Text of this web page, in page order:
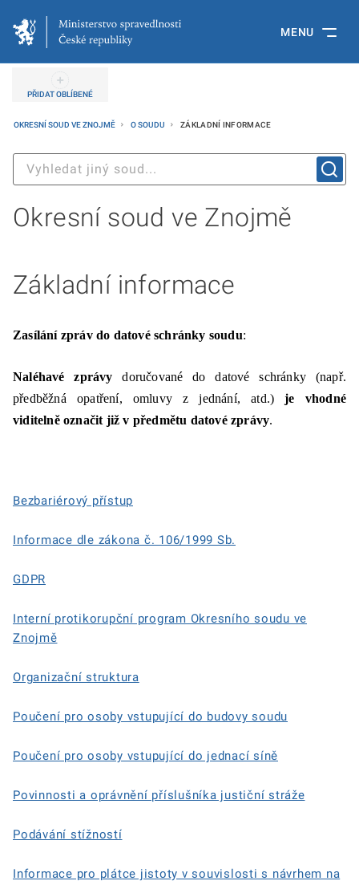
MENU
PŘIDAT OBLÍBENÉ
OKRESNÍ SOUD VE ZNOJMĚ O SOUDU ZÁKLADNÍ INFORMACE
Okresní soud ve Znojmě
Základní informace
Zasílání zpráv do datové schránky soudu:
Naléhavé zprávy doručované do datové schránky (např.
předběžná opatření, omluvy z jednání, atd.)je vhodné
viditelně označit již v předmětu datové zprávy.
Bezbariérový přístup
Informace dle zákona č. 106/1999 Sb.
GDPR
Interní protikorupční program Okresního soudu ve
Znojmě
Organizační struktura
Poučení pro osoby vstupující do budovy soudu
Poučení pro osoby vstupující do jednací síně
Povinnosti a oprávnění příslušníka justiční stráže
Podávání stížností
Informace pro plátce jistoty v souvislosti s návrhem na